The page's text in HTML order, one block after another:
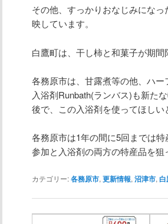
その他、すっかりおなじみにな
映しています。
白鷹町は、干し柿と和菓子が期間
各務原市は、甘露煮等の他、ハ
入浴剤Runbath(ランバス)も新た
後で、この入浴剤を使ってほし
各務原市は1年の間に5回までは
参加と入浴剤の両方の特産品を狙
カテゴリー:各務原市, 更新情報, 沼津市,